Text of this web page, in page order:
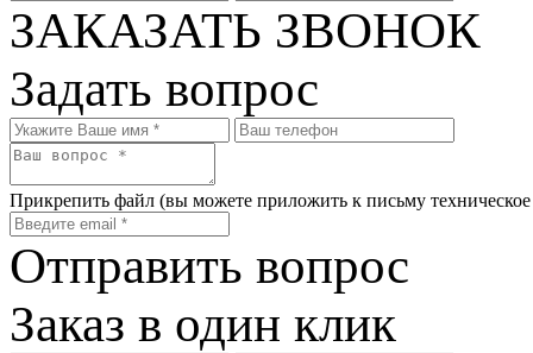
ЗАКАЗАТЬ ЗВОНОК
Задать вопрос
Прикрепить файл (вы можете приложить к письму
Отправить вопрос
Заказ в один клик